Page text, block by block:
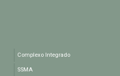
Complexo Integrado
SSMA